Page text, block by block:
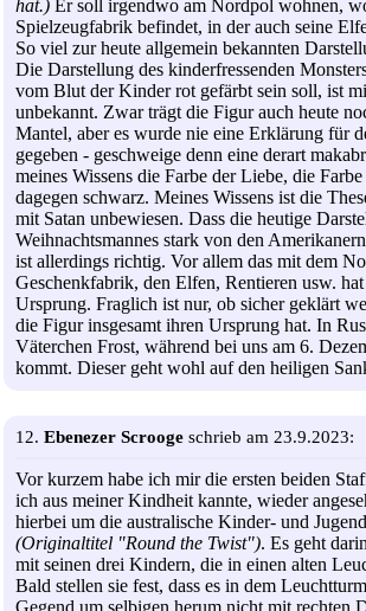
hat.) Er soll irgendwo am Nordpol wohnen,
Spielzeugfabrik befindet, in der auch seine
So viel zur heute allgemein bekannten
Die Darstellung des kinderfressenden
vom Blut der Kinder rot gefärbt sein soll, ist
unbekannt. Zwar trägt die Figur auch heute
Mantel, aber es wurde nie eine Erklärung für
gegeben - geschweige denn eine derart
meines Wissens die Farbe der Liebe, die
dagegen schwarz. Meines Wissens ist die
mit Satan unbewiesen. Dass die heutige
Weihnachtsmannes stark von den
ist allerdings richtig. Vor allem das mit dem
Geschenkfabrik, den Elfen, Rentieren usw.
Ursprung. Fraglich ist nur, ob sicher geklärt
die Figur insgesamt ihren Ursprung hat. In
Väterchen Frost, während bei uns am 6.
kommt. Dieser geht wohl auf den heiligen
12. Ebenezer Scrooge schrieb am 23.9.2023:
Vor kurzem habe ich mir die ersten beiden
ich aus meiner Kindheit kannte, wieder
hierbei um die australische Kinder- und
(Originaltitel "Round the Twist"). Es geht
mit seinen drei Kindern, die in einen alten
Bald stellen sie fest, dass es in dem